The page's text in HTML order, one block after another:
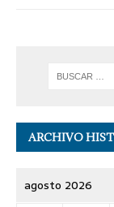
ARCHIVO
agosto 2026